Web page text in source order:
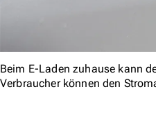
Beim E-Laden zuhause kann
Verbraucher können den